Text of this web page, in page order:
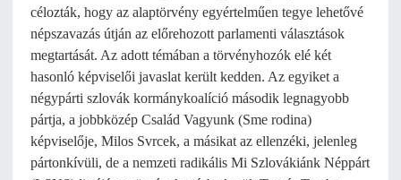
célozták, hogy az alaptörvény egyértelműen tegye lehetővé
népszavazás útján az előrehozott parlamenti választások
megtartását. Az adott témában a törvényhozók elé két
hasonló képviselői javaslat került kedden. Az egyiket a
négypárti szlovák kormánykoalíció második legnagyobb
pártja, a jobbközép Család Vagyunk (Sme rodina)
képviselője, Milos Svrcek, a másikat az ellenzéki, jelenleg
pártonkívüli, de a nemzeti radikális Mi Szlovákiánk Néppárt